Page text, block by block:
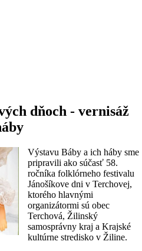
dňoch - vernisáž
Výstavu Báby a ich háby sme
pripravili ako súčasť 58.
ročníka folklórneho festivalu
Jánošíkove dni v Terchovej,
ktorého hlavnými
organizátormi sú obec
Terchová, Žilinský
samosprávny kraj a Krajské
kultúrne stredisko v Žiline.